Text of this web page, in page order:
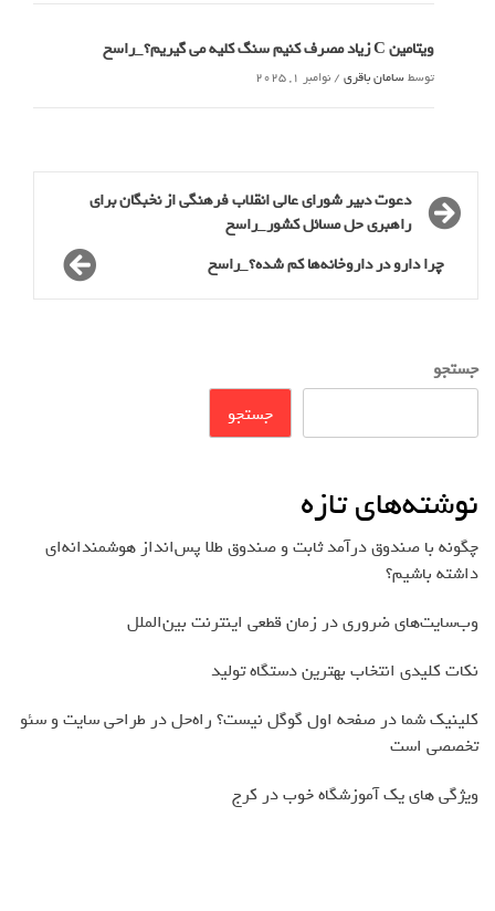
ویتامین C زیاد مصرف کنیم سنگ کلیه می گیریم؟_راسخ
توسطسامان باقری / نوامبر 1, 2025
دعوت دبیر شورای عالی انقلاب فرهنگی از نخبگان برای
راهبری حل مسائل کشور_راسخ
چرا دارو در داروخانه‌ها کم شده؟_راسخ
جستجو
جستجو
نوشته‌های تازه
چگونه با صندوق درآمد ثابت و صندوق طلا پس‌انداز هوشمندانه‌ای
داشته باشیم؟
وب‌سایت‌های ضروری در زمان قطعی اینترنت بین‌الملل
نکات کلیدی انتخاب بهترین دستگاه تولید
کلینیک شما در صفحه اول گوگل نیست؟ راه‌حل در طراحی سایت و سئو
تخصصی است
ویژگی های یک آموزشگاه خوب در کرج